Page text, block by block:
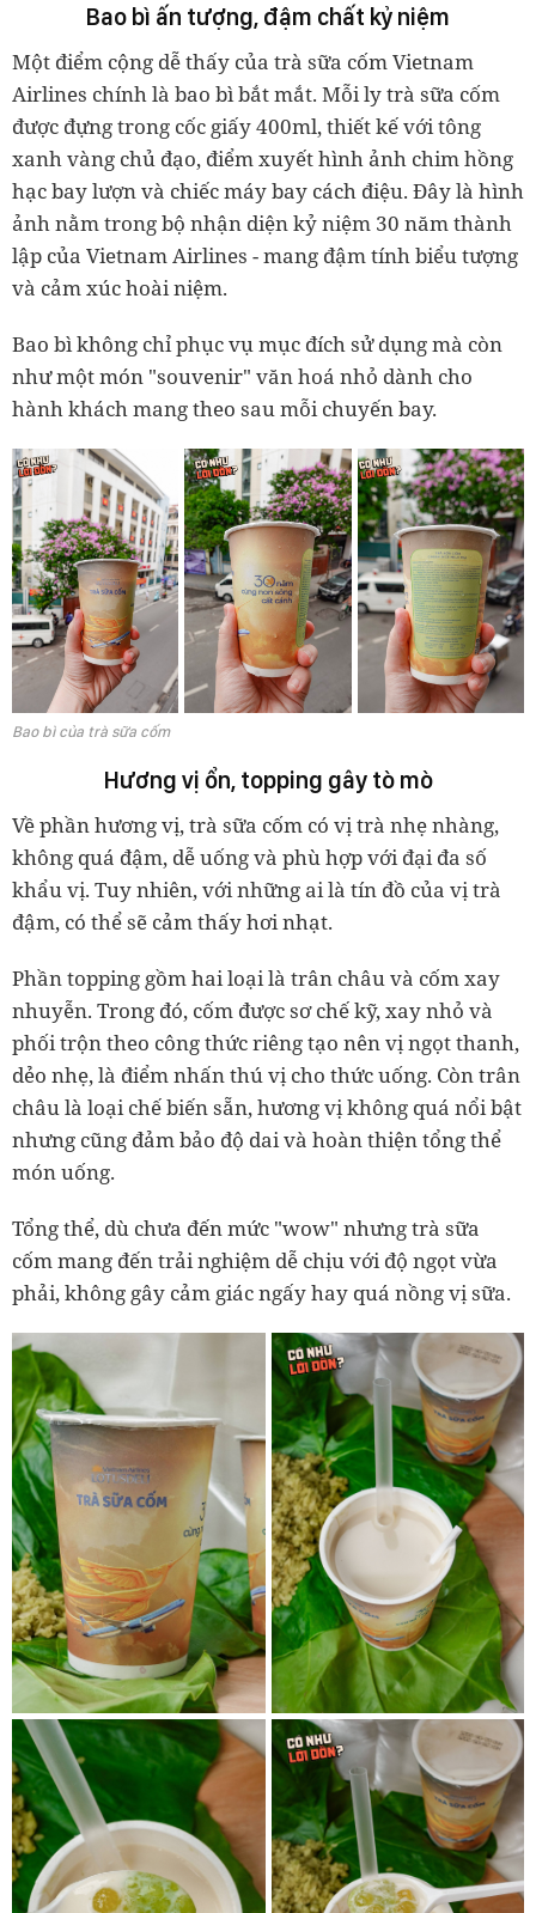
Bao bì ấn tượng, đậm chất kỷ niệm
Một điểm cộng dễ thấy của trà sữa cốm Vietnam
Airlines chính là bao bì bắt mắt. Mỗi ly trà sữa cốm
được đựng trong cốc giấy 400ml, thiết kế với tông
xanh vàng chủ đạo, điểm xuyết hình ảnh chim hồng
hạc bay lượn và chiếc máy bay cách điệu. Đây là hình
ảnh nằm trong bộ nhận diện kỷ niệm 30 năm thành
lập của Vietnam Airlines - mang đậm tính biểu tượng
và cảm xúc hoài niệm.
Bao bì không chỉ phục vụ mục đích sử dụng mà còn
như một món "souvenir" văn hoá nhỏ dành cho
hành khách mang theo sau mỗi chuyến bay.
Bao bì của trà sữa cốm
Hương vị ổn, topping gây tò mò
Về phần hương vị, trà sữa cốm có vị trà nhẹ nhàng,
không quá đậm, dễ uống và phù hợp với đại đa số
khẩu vị. Tuy nhiên, với những ai là tín đồ của vị trà
đậm, có thể sẽ cảm thấy hơi nhạt.
Phần topping gồm hai loại là trân châu và cốm xay
nhuyễn. Trong đó, cốm được sơ chế kỹ, xay nhỏ và
phối trộn theo công thức riêng tạo nên vị ngọt thanh,
dẻo nhẹ, là điểm nhấn thú vị cho thức uống. Còn trân
châu là loại chế biến sẵn, hương vị không quá nổi bật
nhưng cũng đảm bảo độ dai và hoàn thiện tổng thể
món uống.
Tổng thể, dù chưa đến mức "wow" nhưng trà sữa
cốm mang đến trải nghiệm dễ chịu với độ ngọt vừa
phải, không gây cảm giác ngấy hay quá nồng vị sữa.